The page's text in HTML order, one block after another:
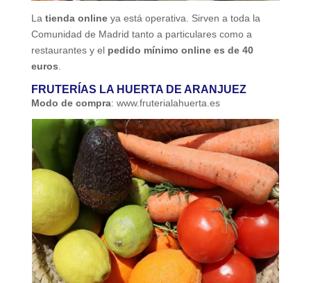
La tienda onlineya está operativa. Sirven a toda la
Comunidad de Madrid tanto a particulares como a
restaurantes y el pedido mínimo online es de 40
euros.
FRUTERÍAS LA HUERTA DE ARANJUEZ
Modo de compra: www.fruterialahuerta.es